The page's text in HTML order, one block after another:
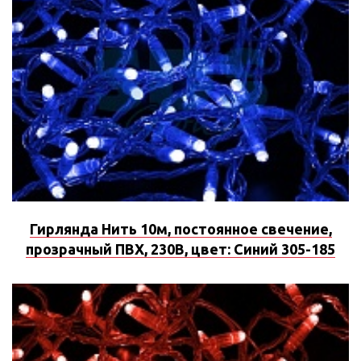
Гирлянда Нить 10м, постоянное свечение,
прозрачный ПВХ, 230В, цвет: Синий 305-185